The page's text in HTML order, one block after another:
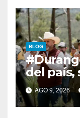
BLOG
del país,
Jornada
AGO 9, 2026